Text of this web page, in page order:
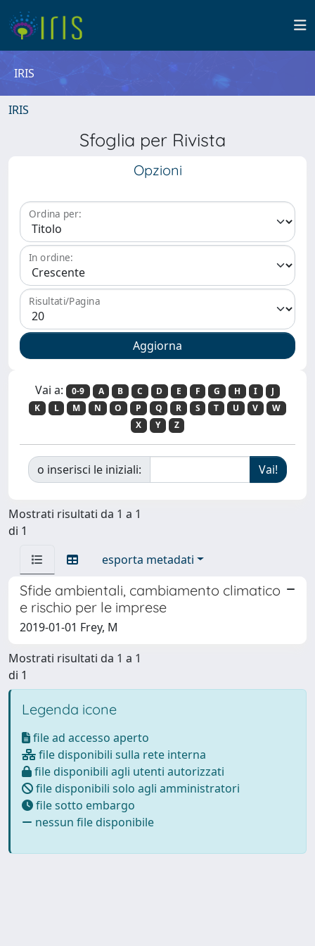
IRIS
IRIS
Sfoglia per Rivista
Opzioni
Ordina per:
In ordine:
Risultati/Pagina
Vai a: 0-9 A B C D E F G H I
J
K
L M N O P Q R S T U V
W
X
Y Z
o inserisci le iniziali:
Mostrati risultati da 1 a 1
di 1
esporta metadati
Sfide ambientali, cambiamento climatico
e rischio per le imprese
2019-01-01 Frey, M
Mostrati risultati da 1 a 1
di 1
Legenda icone
file ad accesso aperto
file disponibili sulla rete interna
file disponibili agli utenti autorizzati
file disponibili solo agli amministratori
file sotto embargo
nessun file disponibile